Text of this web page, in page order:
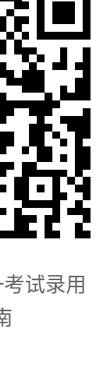
试录用